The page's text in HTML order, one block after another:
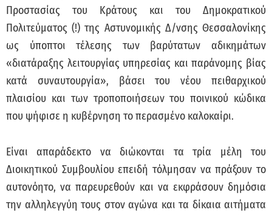
Προστασίας του Κράτους και του Δημοκρατικού
Πολιτεύματος (!) της Αστυνομικής Δ/νσης Θεσσαλονίκης
ως ύποπτοι τέλεσης των βαρύτατων αδικημάτων
«διατάραξης λειτουργίας υπηρεσίας και παράνομης βίας
κατά συναυτουργία», βάσει του νέου πειθαρχικού
πλαισίου και των τροποποιήσεων του ποινικού κώδικα
που ψήφισε η κυβέρνηση το περασμένο καλοκαίρι.
Είναι απαράδεκτο να διώκονται τα τρία μέλη του
Διοικητικού Συμβουλίου επειδή τόλμησαν να πράξουν το
αυτονόητο, να παρευρεθούν και να εκφράσουν δημόσια
την αλληλεγγύη τους στον αγώνα και τα δίκαια αιτήματα